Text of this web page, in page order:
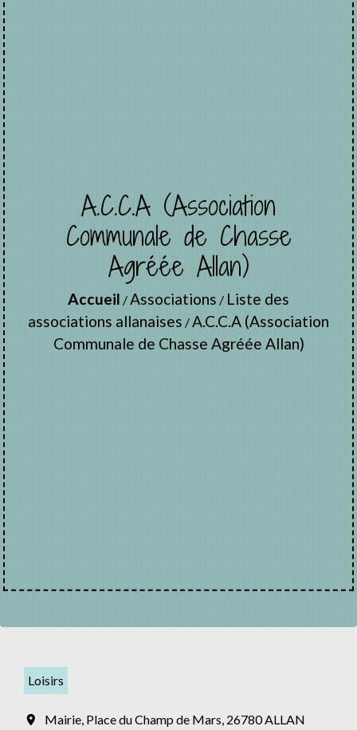
A.C.C.A (Association
Communale de Chasse
Agréée Allan)
Accueil /Associations / Liste des
associations allanaises /A.C.C.A (Association
Communale de Chasse Agréée Allan)
Loisirs
location_on
Mairie, Place du Champ de Mars, 26780 ALLAN